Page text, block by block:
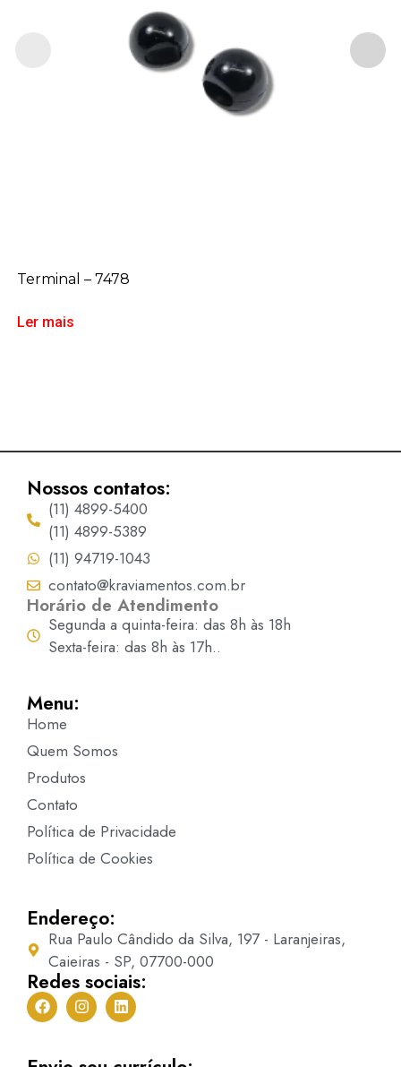
Terminal – 7478
Ler mais
Nossos contatos:
(11) 4899-5400
(11) 4899-5389
(11) 94719-1043
contato@kraviamentos.com.br
Horário de Atendimento
Segunda a quinta-feira: das 8h às 18h
Sexta-feira: das 8h às 17h..
Menu:
Home
Quem Somos
Produtos
Contato
Política de Privacidade
Política de Cookies
Endereço:
Rua Paulo Cândido da Silva, 197 - Laranjeiras,
Caieiras - SP, 07700-000
Redes sociais: